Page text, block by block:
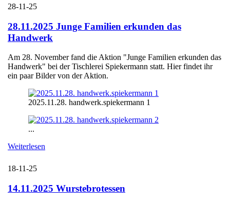
28-11-25
28.11.2025 Junge Familien erkunden das
Handwerk
Am 28. November fand die Aktion "Junge Familien erkunden das
Handwerk" bei der Tischlerei Spiekermann statt. Hier findet ihr
ein paar Bilder von der Aktion.
2025.11.28. handwerk.spiekermann 1
...
Weiterlesen
18-11-25
14.11.2025 Wurstebrotessen